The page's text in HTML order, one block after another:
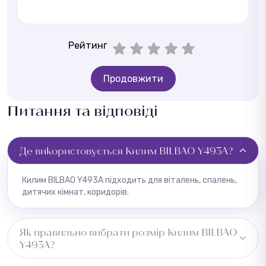
Рейтинг
Продовжити
Питання та відповіді
Де використовується Килим BILBAO Y493A?
Килим BILBAO Y493A підходить для віталень, спалень,
дитячих кімнат, коридорів.
Як правильно вибрати розмір Килим BILBAO
Y493A?